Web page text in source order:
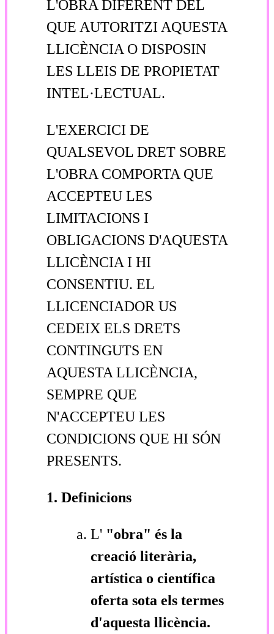
L'OBRA DIFERENT DEL
QUE AUTORITZI AQUESTA
LLICÈNCIA O DISPOSIN
LES LLEIS DE PROPIETAT
INTEL·LECTUAL.
L'EXERCICI DE
QUALSEVOL DRET SOBRE
L'OBRA COMPORTA QUE
ACCEPTEU LES
LIMITACIONS I
OBLIGACIONS D'AQUESTA
LLICÈNCIA I HI
CONSENTIU. EL
LLICENCIADOR US
CEDEIX ELS DRETS
CONTINGUTS EN
AQUESTA LLICÈNCIA,
SEMPRE QUE
N'ACCEPTEU LES
CONDICIONS QUE HI SÓN
PRESENTS.
1. Definicions
L' "obra" és la
creació literària,
artística o científica
oferta sota els termes
d'aquesta llicència.